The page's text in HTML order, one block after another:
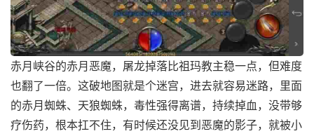
赤月峡谷的赤月恶魔，屠龙掉落比祖玛教主稳一点，但难度
也翻了一倍。这破地图就是个迷宫，进去就容易迷路，里面
的赤月蜘蛛、天狼蜘蛛，毒性强得离谱，持续掉血，没带够
疗伤药，根本扛不住，有时候还没见到恶魔的影子，就被小